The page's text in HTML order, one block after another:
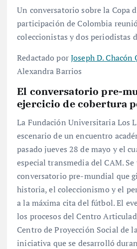
Un conversatorio sobre la Copa
participación de Colombia
coleccionistas y dos periodistas
Redactado porJoseph D. Chacón
Alexandra Barrios
El conversatorio pre-
ejercicio de cobertura
La Fundación Universitaria Los
escenario de un encuentro
pasado jueves 28 de mayo y el
especial transmedia del CAM.
conversatorio pre-mundial que
historia, el coleccionismo y el
a la máxima cita del fútbol. El
los procesos del Centro
Centro de Proyección Social de
iniciativa que se desarrolló